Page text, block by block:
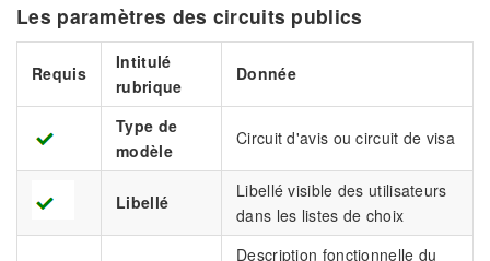
Les paramètres des circuits publics
Requis
Intitulé
rubrique
Donnée
Type de
modèle
Circuit d'avis ou circuit de visa
Libellé
Libellé visible des utilisateurs
dans les listes de choix
Description fonctionnelle du